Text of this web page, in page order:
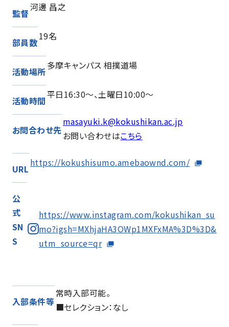
監督
河邊 昌之
部員数
19名
活動場所
多摩キャンパス 相撲道場
活動時間
平日16:30～、土曜日10:00～
お問合わせ先
masayuki.k@kokushikan.ac.jp
お問い合わせはこちら
URL
https://kokushisumo.amebaownd.com/
公
式
SN
S
https://www.instagram.com/kokushikan_su
mo?igsh=MXhjaHA3OWp1MXFxMA%3D%3D&
utm_source=qr
入部条件等
常時入部可能。
■セレクション：なし